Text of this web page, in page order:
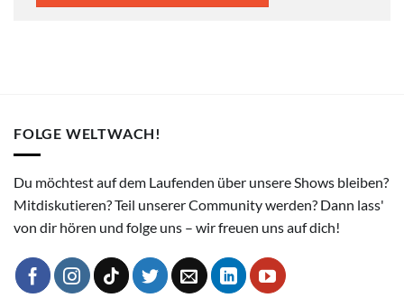
FOLGE WELTWACH!
Du möchtest auf dem Laufenden über unsere Shows bleiben?
Mitdiskutieren? Teil unserer Community werden? Dann lass'
von dir hören und folge uns – wir freuen uns auf dich!